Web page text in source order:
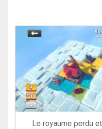
Le royaume perdu